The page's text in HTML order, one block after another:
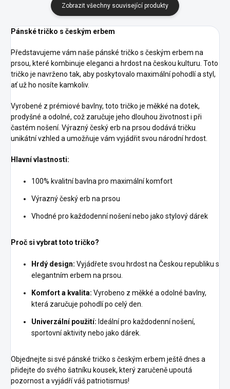
Zobrazit všechny související produkty
Pánské tričko s českým erbem
Představujeme vám naše pánské tričko s českým erbem na
prsou, které kombinuje eleganci a hrdost na českou kulturu. Toto
tričko je navrženo tak, aby poskytovalo maximální pohodlí a styl,
ať už ho nosíte kamkoliv.
Vyrobené z prémiové bavlny, toto tričko je měkké na dotek,
prodyšné a odolné, což zaručuje jeho dlouhou životnost i při
častém nošení. Výrazný český erb na prsou dodává tričku
unikátní vzhled a umožňuje vám vyjádřit svou národní hrdost.
Hlavní vlastnosti:
100% kvalitní bavlna pro maximální komfort
Výrazný český erb na prsou
Vhodné pro každodenní nošení nebo jako stylový dárek
Proč si vybrat toto tričko?
Hrdý design: Vyjádřete svou hrdost na Českou republiku s
elegantním erbem na prsou.
Komfort a kvalita: Vyrobeno z měkké a odolné bavlny,
která zaručuje pohodlí po celý den.
Univerzální použití: Ideální pro každodenní nošení,
sportovní aktivity nebo jako dárek.
Objednejte si své pánské tričko s českým erbem ještě dnes a
přidejte do svého šatníku kousek, který zaručeně upoutá
pozornost a vyjádří váš patriotismus!